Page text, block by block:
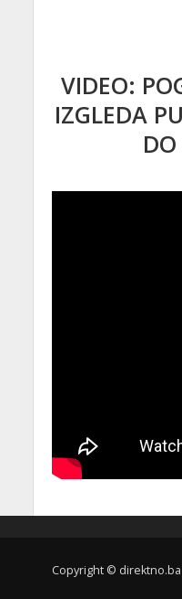
VIDEO:
IZGLEDA
Copyright © direktno.ba